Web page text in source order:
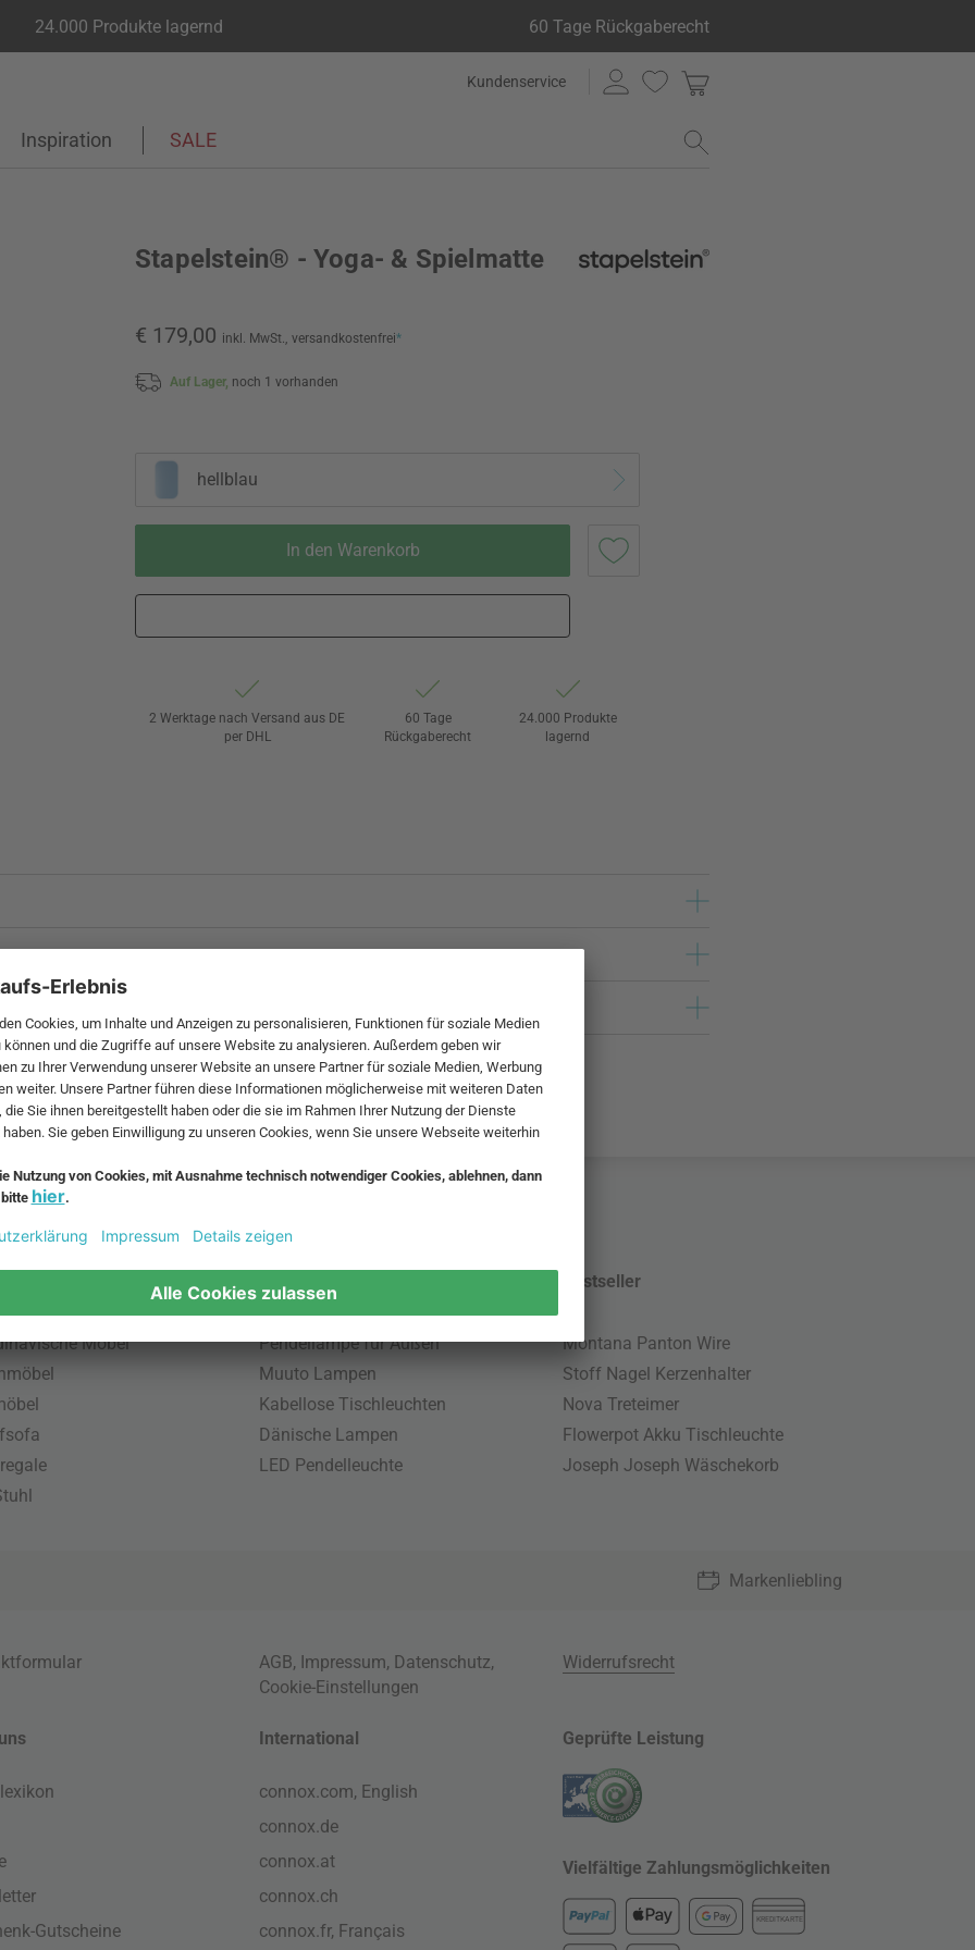
24.000 Produkte lagernd 60 Tage Rückgaberecht
Kundenservice
Inspiration SALE
Stapelstein® - Yoga- & Spielmatte
€ 179,00 inkl. MwSt., versandkostenfrei*
Auf Lager, noch 1 vorhanden
hellblau
In den Warenkorb
2 Werktage nach Versand aus DE
per DHL
60 Tage
Rückgaberecht
24.000 Produkte
lagernd
und zzgl.
Möbel
Beliebte Leuchten
Pendellampe für Außen
Muuto Lampen
Kabellose Tischleuchten
Dänische Lampen
LED Pendelleuchte
Bestseller
Montana Panton Wire
Stoff Nagel Kerzenhalter
Nova Treteimer
Flowerpot Akku Tischleuchte
Joseph Joseph Wäschekorb
Markenliebling
AGB, Impressum, Datenschutz,
Cookie-Einstellungen
Widerrufsrecht
Gutscheine
International
connox.com, English
connox.de
connox.at
connox.ch
connox.fr, Français
Geprüfte Leistung
Vielfältige Zahlungsmöglichkeiten
KREDITKARTE